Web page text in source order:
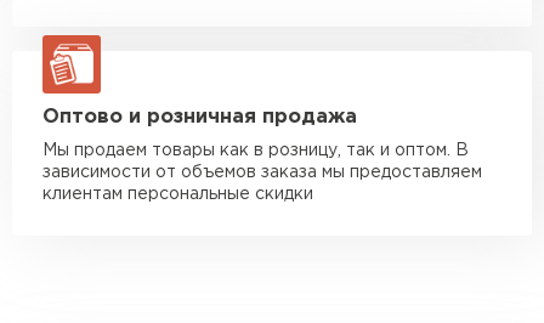
Пожаробезопасность и экологичность.
Долговечность — срок службы может
составлять 50 лет*.
Оптово и розничная продажа
Мы продаем товары как в розницу, так и оптом. В
зависимости от объемов заказа мы предоставляем
клиентам персональные скидки